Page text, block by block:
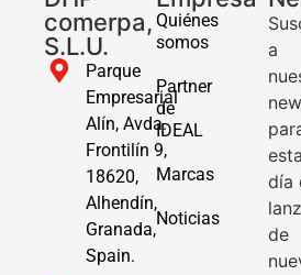
comerpa,
S.L.U.
Parque
Empresarial
Alín, Avda.
Frontilín 9,
18620,
Alhendín,
Granada,
Spain.
Quiénes
somos
Partner
de
IDEAL
Marcas
Noticias
a
día
de